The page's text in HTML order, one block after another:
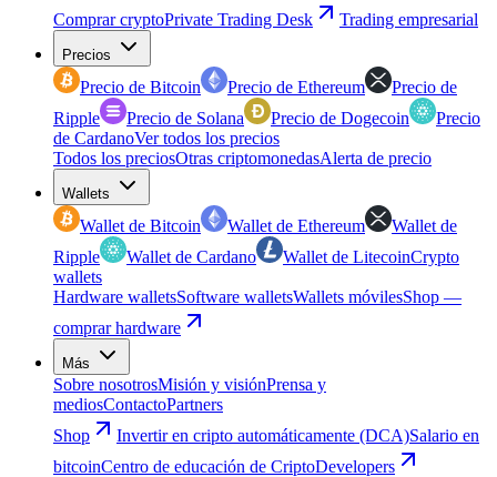
Comprar cryptoPrivate Trading Desk Trading empresarial
Precios
Precio de Bitcoin Precio de Ethereum
Precio de
Ripple
Precio de Solana Precio de Dogecoin
Precio
de CardanoVer todos los precios
Todos los preciosOtras criptomonedasAlerta de precio
Wallets
Wallet de Bitcoin Wallet de Ethereum
Wallet de
Ripple
Wallet de Cardano Wallet de LitecoinCrypto
wallets
Hardware walletsSoftware walletsWallets móvilesShop —
comprar hardware
Más
Sobre nosotrosMisión y visiónPrensa y
mediosContactoPartners
Shop
Invertir en cripto automáticamente (DCA)Salario en
bitcoinCentro de educación de CriptoDevelopers